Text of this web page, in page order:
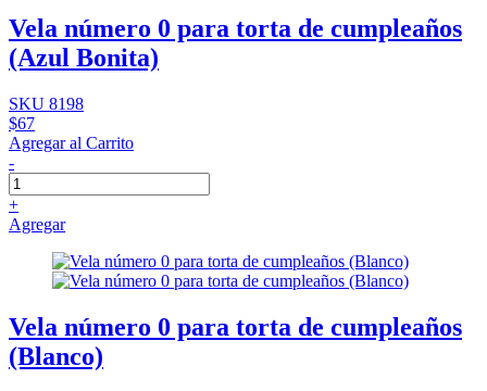
Vela número 0 para torta de cumpleaños
(Azul Bonita)
SKU 8198
$67
Agregar al Carrito
-
+
Agregar
Vela número 0 para torta de cumpleaños
(Blanco)